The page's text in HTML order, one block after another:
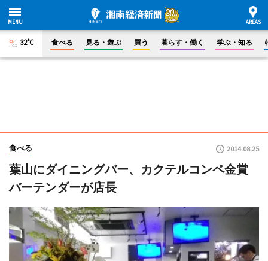
32°C 食べる 見る・遊ぶ 買う 暮らす・働く 学ぶ・知る
食べる 2014.08.25
葉山にダイニングバー、カクテルコンペ金賞
バーテンダーが店長